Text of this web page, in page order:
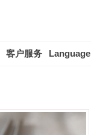
客户服务 Language